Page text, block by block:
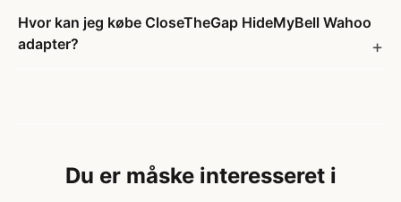
Hvor kan jeg købe CloseTheGap HideMyBell Wahoo
adapter?
Du er måske interesseret i